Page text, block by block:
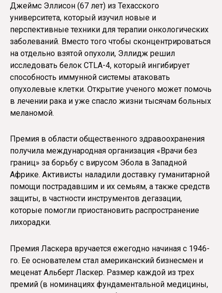
Джеймс Эллисон (67 лет) из Техасского
университета, который изучил новые и
перспективные техники для терапии онкологических
заболеваний. Вместо того чтобы сконцентрироваться
на отдельно взятой опухоли, Эллидж решил
исследовать белок CTLA-4, который ингибирует
способность иммунной системы атаковать
опухолевые клетки. Открытие ученого может помочь
в лечении рака и уже спасло жизни тысячам больных
меланомой.
Премия в области общественного здравоохранения
получила международная организация «Врачи без
границ» за борьбу с вирусом Эбола в Западной
Африке. Активисты наладили доставку гуманитарной
помощи пострадавшим и их семьям, а также средств
защиты, в частности инструментов дегазации,
которые помогли приостановить распространение
лихорадки.
Премия Ласкера вручается ежегодно начиная с 1946-
го. Ее основателем стал американский бизнесмен и
меценат Альберт Ласкер. Размер каждой из трех
премий (в номинациях фундаментальной медицины,